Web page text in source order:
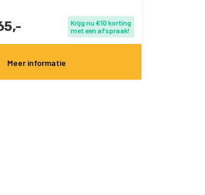
Krijg nu €10 korting
met een afspraak!
Meer informatie